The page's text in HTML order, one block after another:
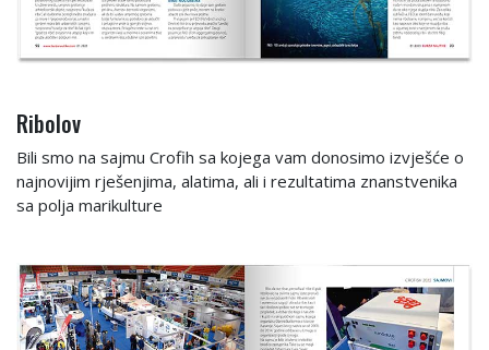
Ribolov
Bili smo na sajmu Crofih sa kojega vam donosimo izvješće o
najnovijim rješenjima, alatima, ali i rezultatima znanstvenika
sa polja marikulture